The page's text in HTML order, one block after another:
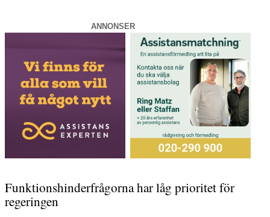
ANNONSER
Funktionshinderfrågorna har låg prioritet för
regeringen